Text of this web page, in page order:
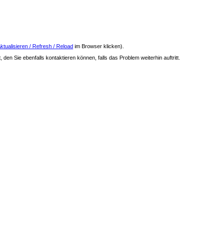
/ Refresh / Reload im Browser klicken).
den Sie ebenfalls kontaktieren können, falls das Problem weiterhin auftritt.